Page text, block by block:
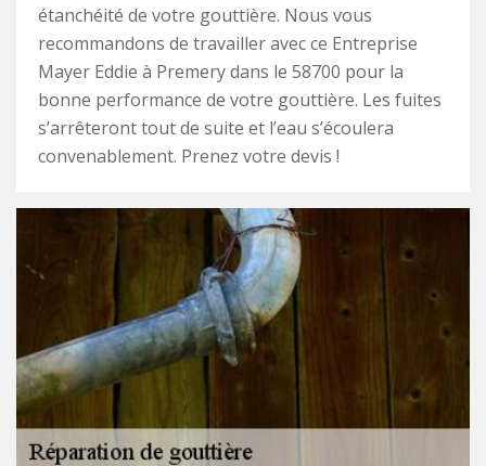
étanchéité de votre gouttière. Nous vous
recommandons de travailler avec ce Entreprise
Mayer Eddie à Premery dans le 58700 pour la
bonne performance de votre gouttière. Les fuites
s’arrêteront tout de suite et l’eau s’écoulera
convenablement. Prenez votre devis !